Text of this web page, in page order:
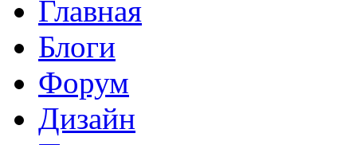
Главная
Блоги
Форум
Дизайн